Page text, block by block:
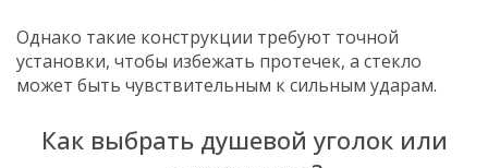
Однако такие конструкции требуют точной
установки, чтобы избежать протечек, а стекло
может быть чувствительным к сильным ударам.
Как выбрать душевой уголок или